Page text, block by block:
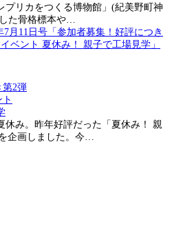
プリカをつくる博物館」(紀美野町神
た骨格標本や…
第2弾
休み。昨年好評だった「夏休み！ 親
企画しました。今…